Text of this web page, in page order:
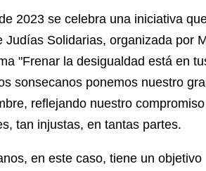
2023 se celebra una iniciativa
Judías Solidarias, organizada por
"Frenar la desigualdad está en
sonsecanos ponemos nuestro
reflejando nuestro
tan injustas, en tantas partes.
en este caso, tiene un objetivo